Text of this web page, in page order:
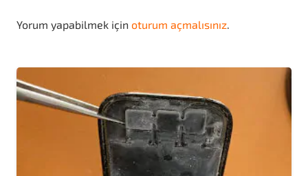
Yorum yapabilmek için oturum açmalısınız.